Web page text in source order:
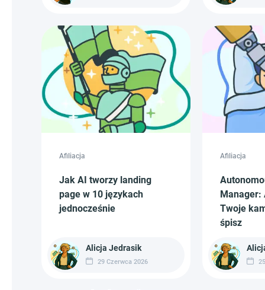
Afiliacja
Jak AI tworzy landing
page w 10 językach
jednocześnie
Alicja Jedrasik
29 Czerwca 2026
Afiliacja
Manager:
Twoje
śpisz